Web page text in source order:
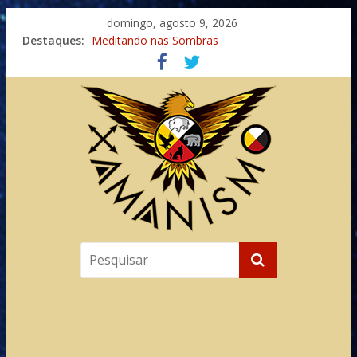
domingo, agosto 9, 2026
Destaques: Meditando nas Sombras
Autosuficiência: A Jornada do Espírito Ancestral
Xamanismo Universal
Totens – Caminho Espiritual – Crescimento
Imaginação na Cura